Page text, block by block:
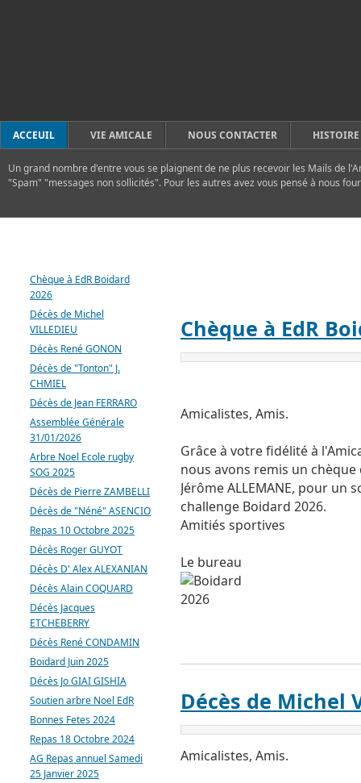
ACCEUIL VIE AMICALE NOUS CONTACTER
Un grand nombre d'entre vous se plaignent de ne plus recevoir les Mails de
"Spam" "messages non sollicités". Pour les autres avez vous pensé à nous
Chèque à EdR
Amicalistes, Amis.
Grâce à votre fidélité à
nous avons remis un chèque
Jérôme ALLEMANE, pour un
challenge Boidard 2026.
Amitiés sportives
Le bureau
Décès de Michel
Amicalistes, Amis.
Chèque à EdR Boidard
2026
Décès de Michel
VILLEDIEU
Décès René GONON
Décès de "Tonton" J.
CHMIEL
Décès de Jean FERRARO
Assemblée Générale
31/01/2026
Arbre Noel Ecole rugby
SOG 2025
Décès de Pierre ZAMBELLI
Décès de "Néné" ASENCIO
Repas 10 Octobre 2025
Décès Roger GUYOT
Décès D' Alex ALEXANIAN
Décès Alain COQUARD
Décès Jacques
ETCHEBERRY
Décès René CONDAMIN
Boidard Juin 2025
Décès Jo GIAI GISHIA
Soutien arbre Noel EdR
Bonnes Fetes 2024
Repas 18 Octobre 2024
AG Repas annuel Samedi
25 Janvier 2025